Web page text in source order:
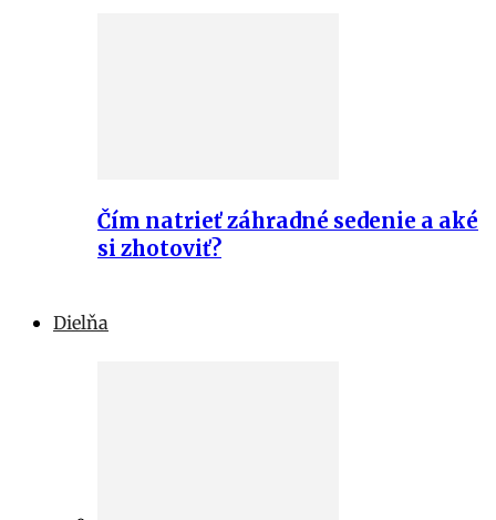
Čím natrieť záhradné sedenie a aké
si zhotoviť?
Dielňa